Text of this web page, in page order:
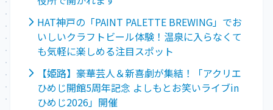
HAT神戸の「PAINT PALETTE BREWING」でお
いしいクラフトビール体験！温泉に入らなくて
も気軽に楽しめる注目スポット
【姫路】豪華芸人＆新喜劇が集結！「アクリエ
ひめじ開館5周年記念 よしもとお笑いライブin
ひめじ2026」開催